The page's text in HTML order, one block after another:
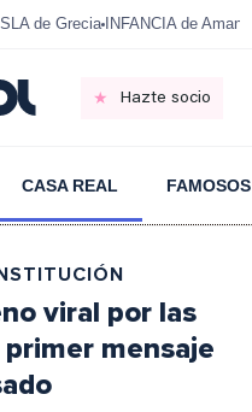
de Grecia INFANCIA de
Hazte socio
CASA REAL FAMOSOS
viral por las
mensaje